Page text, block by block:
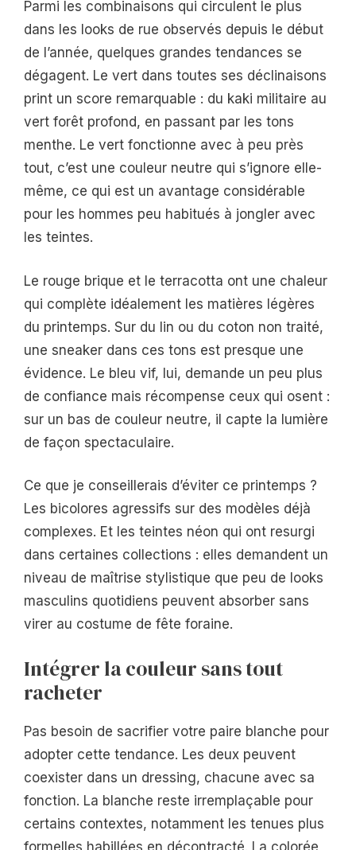
Parmi les combinaisons qui circulent le plus
dans les looks de rue observés depuis le début
de l’année, quelques grandes tendances se
dégagent. Le vert dans toutes ses déclinaisons
print un score remarquable : du kaki militaire au
vert forêt profond, en passant par les tons
menthe. Le vert fonctionne avec à peu près
tout, c’est une couleur neutre qui s’ignore elle-
même, ce qui est un avantage considérable
pour les hommes peu habitués à jongler avec
les teintes.
Le rouge brique et le terracotta ont une chaleur
qui complète idéalement les matières légères
du printemps. Sur du lin ou du coton non traité,
une sneaker dans ces tons est presque une
évidence. Le bleu vif, lui, demande un peu plus
de confiance mais récompense ceux qui osent :
sur un bas de couleur neutre, il capte la lumière
de façon spectaculaire.
Ce que je conseillerais d’éviter ce printemps ?
Les bicolores agressifs sur des modèles déjà
complexes. Et les teintes néon qui ont resurgi
dans certaines collections : elles demandent un
niveau de maîtrise stylistique que peu de looks
masculins quotidiens peuvent absorber sans
virer au costume de fête foraine.
Intégrer la couleur sans tout
racheter
Pas besoin de sacrifier votre paire blanche pour
adopter cette tendance. Les deux peuvent
coexister dans un dressing, chacune avec sa
fonction. La blanche reste irremplaçable pour
certains contextes, notamment les tenues plus
formelles habillées en décontracté. La colorée